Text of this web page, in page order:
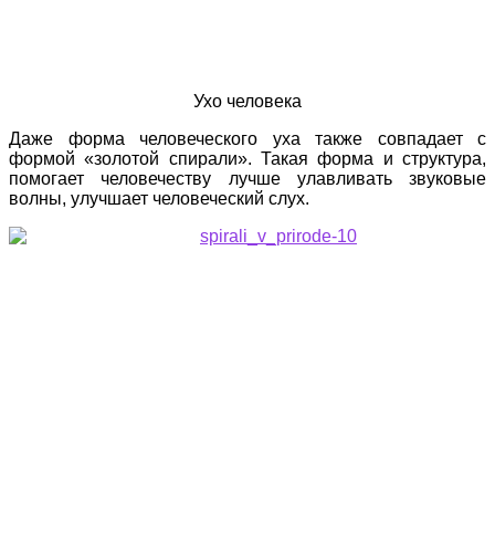
Ухо человека
Даже форма человеческого уха также совпадает с
формой «золотой спирали». Такая форма и структура,
помогает человечеству лучше улавливать звуковые
волны, улучшает человеческий слух.